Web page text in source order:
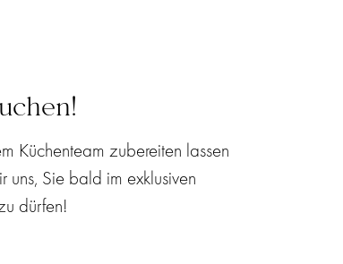
Küchenteam zubereiten lassen
uns, Sie bald im exklusiven
dürfen!